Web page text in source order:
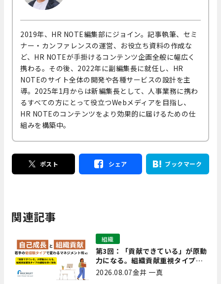
2019年、HR NOTE編集部にジョイン。記事執筆、セミ
ナー・カンファレンスの運営、お役立ち資料の作成な
ど、HR NOTEが手掛けるコンテンツ企画全般に幅広く
携わる。その後、2022年に副編集長に就任し、HR
NOTEのサイト全体の開発や各種サービスの設計を主
導。2025年1月からは新編集長として、人事業務に携わ
るすべての方にとって役立つWebメディアを目指し、
HR NOTEのコンテンツをより効果的に届けるための仕
組みを構築中。
ポスト シェア ブックマーク
関連記事
第3回：「貢献できている」が原動
力になる。組織貢献重視タイプの
離職を防ぐ技術
組織
2026.08.07金井 一真